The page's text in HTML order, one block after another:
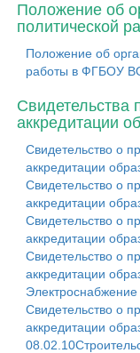
Положение об
политической
Положение об
работы в ФГБОУ
Свидетельства
аккредитации
Свидетельство о
аккредитации
Свидетельство о
аккредитации
Свидетельство о
аккредитации
Свидетельство о
аккредитации
Свидетельство о
аккредитации